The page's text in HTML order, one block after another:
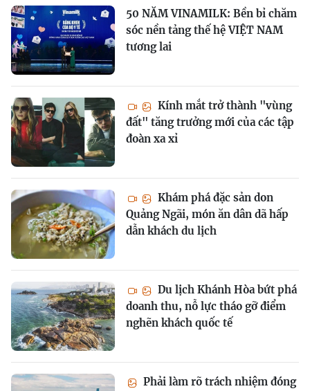
50 NĂM VINAMILK: Bền bỉ chăm
sóc nền tảng thế hệ VIỆT NAM
tương lai
Kính mắt trở thành "vùng
đất" tăng trưởng mới của các tập
đoàn xa xỉ
Khám phá đặc sản don
Quảng Ngãi, món ăn dân dã hấp
dẫn khách du lịch
Du lịch Khánh Hòa bứt phá
doanh thu, nỗ lực tháo gỡ điểm
nghẽn khách quốc tế
Phải làm rõ trách nhiệm đóng